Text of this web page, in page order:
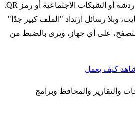
عبر البريد الإلكتروني أو الدردشة أو الشبكات الاجتماعية أو رمز QR.
بحجم 20 ميجابايت، وبلا رسائل ارتداد "الملف كبير جدًا"
على أي جهاز، وترى بالضبط من
كيف يعمل
والتقارير والمحافظ وبرامج